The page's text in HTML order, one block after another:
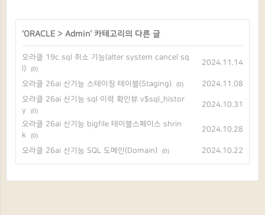
'ORACLE > Admin' 카테고리의 다른 글
오라클 19c sql 취소 기능(alter system cancel sq
l)
(0)
2024.11.14
오라클 26ai 신기능 스테이징 테이블(Staging) (0)
2024.11.08
오라클 26ai 신기능 sql 이력 확인뷰 v$sql_histor
y
(0)
2024.10.31
오라클 26ai 신기능 bigfile 테이블스페이스 shrin
k
(0)
2024.10.28
오라클 26ai 신기능 SQL 도메인(Domain) (0) 2024.10.22